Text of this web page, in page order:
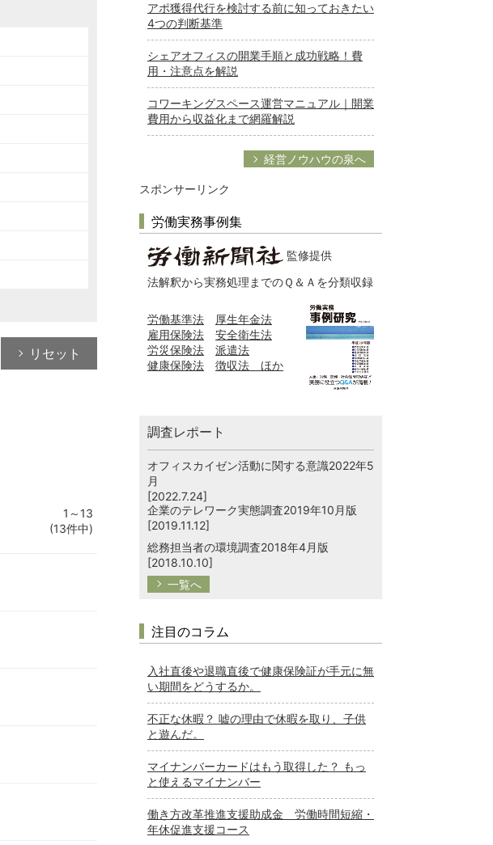
リセット
1～13
(13件中)
アポ獲得代行を検討する前に知っておきたい
4つの判断基準
シェアオフィスの開業手順と成功戦略！費
用・注意点を解説
コワーキングスペース運営マニュアル｜開業
費用から収益化まで網羅解説
経営ノウハウの泉へ
スポンサーリンク
労働実務事例集
監修提供
法解釈から実務処理までのＱ＆Ａを分類収録
労働基準法
厚生年金法
雇用保険法
安全衛生法
労災保険法
派遣法
健康保険法
徴収法 ほか
調査レポート
オフィスカイゼン活動に関する意識2022年5
月
[2022.7.24]
企業のテレワーク実態調査2019年10月版
[2019.11.12]
総務担当者の環境調査2018年4月版
[2018.10.10]
一覧へ
注目のコラム
入社直後や退職直後で健康保険証が手元に無
い期間をどうするか。
不正な休暇？ 嘘の理由で休暇を取り、子供
と遊んだ。
マイナンバーカードはもう取得した？ もっ
と使えるマイナンバー
働き方改革推進支援助成金 労働時間短縮・
年休促進支援コース